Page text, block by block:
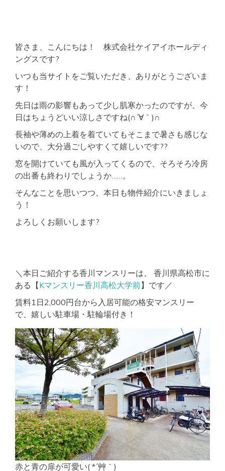
皆さま、こんにちは！ 株式会社ケイアイホールディ
ングスです?
いつも当サイトをご覧いただき、ありがとうございま
す！
先日は雨の影響もあって少し肌寒かったのですが、今
日はちょうどいい涼しさですね(∩´∀｀)∩
長袖や薄めの上着を着ていてもそこまで暑さも感じな
いので、大分過ごしやすくて嬉しいです??
窓を開けていても風が入ってくるので、そろそろ冷房
の出番も終わりでしょうか……。
そんなことを思いつつ、本日も物件紹介にいきましょ
う！
よろしくお願いします?
＼本日ご紹介する香川マンスリーは、 香川県高松市に
ある【Kマンスリー香川高松大学前】です／
賃料1日2,000円台から入居可能の格安マンスリー
で、嬉しい駐車場・駐輪場付き！
赤と青の扉が可愛い( *´艸｀)